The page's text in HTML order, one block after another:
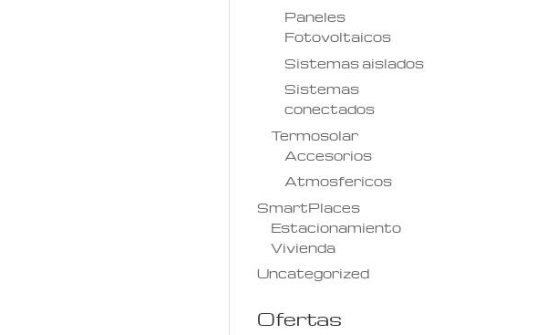
Paneles
Fotovoltaicos
Sistemas aislados
Sistemas
conectados
Termosolar
Accesorios
Atmosfericos
SmartPlaces
Estacionamiento
Vivienda
Uncategorized
Ofertas